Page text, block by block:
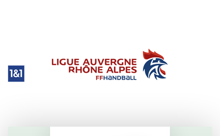
WordPress